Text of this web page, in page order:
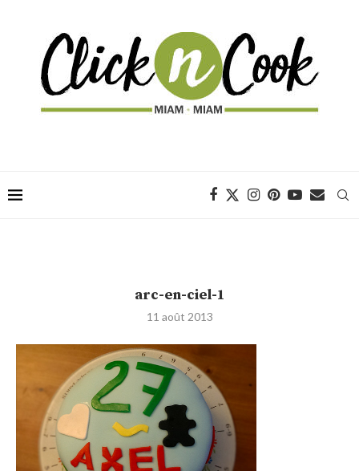
arc-en-ciel-1
11 août 2013